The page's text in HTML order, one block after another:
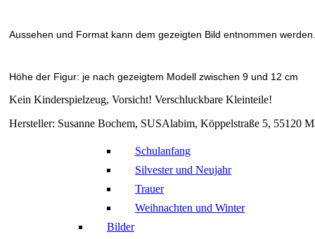
Aussehen und Format kann dem gezeigten Bild entnommen werden.
Höhe der Figur: je nach gezeigtem Modell zwischen 9 und 12 cm
Kein Kinderspielzeug, Vorsicht! Verschluckbare Kleinteile!
Hersteller: Susanne Bochem, SUSAlabim, Köppelstraße 5, 55120
Schulanfang
Silvester und Neujahr
Trauer
Weihnachten und Winter
Bilder